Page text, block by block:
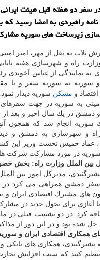
سفر دو هفته قبل هیئت
راهبردی به امضا رسید كه
زیرساخت های سوریه
پلات به نقل از مهر، امیر
وزارت راه و شهرسازی هفته
به نمایندگی از عباس
و سوریه به سوریه سفر و با
و مسكن سوریه دیدار نمود.
به سوریه در جهت سفرهای
و دمشق در یك سال اخیر و بعد
سوریه انجام شد كه همچون
و شهرسازی به دمشق و
عماد خمیس نخست وزیر این
در مورد مشاركت شركت
بین الملل وزارت راه: بخش
مدیركل امور بین
دمشق همراهی می كرد در
های مشترك اقتصادی ایران و
آغازی برای تحول جدید در
كرد: در دو نشست قبلی در
حل شده بود و در این دور از
همكاری اقتصادی ایران و
بشیرگنبدی، همكاری های
كنند كه سبب افزایش